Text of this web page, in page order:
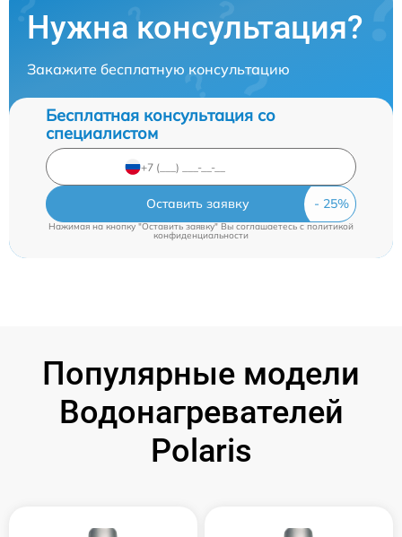
Нужна консультация?
Закажите бесплатную консультацию
Бесплатная консультация со
специалистом
Оставить заявку
Нажимая на кнопку "Оставить заявку" Вы соглашаетесь cполитикой
конфиденциальности
Популярные модели
Водонагревателей
Polaris